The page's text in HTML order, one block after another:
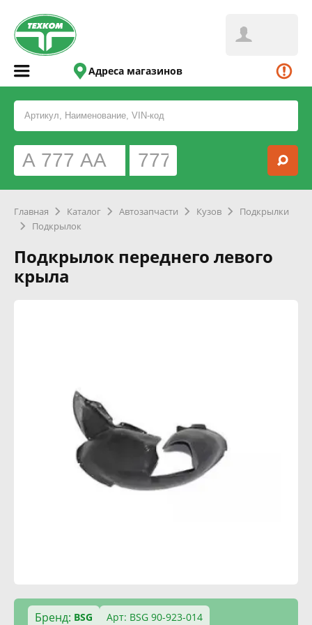
Адреса магазинов
Главная Каталог Автозапчасти Кузов
Подкрылки
Подкрылок
Подкрылок переднего левого
крыла
Бренд: BSG
Арт: BSG 90-923-014